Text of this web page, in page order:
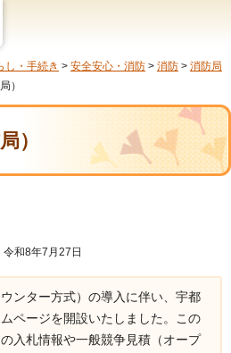
し・手続き > 安全安心・消防 > 消防 > 消防局
）
）
和8年7月27日
ンター方式）の導入に伴い、宇都
ページを開設いたしました。この
入札情報や一般競争見積（オープ